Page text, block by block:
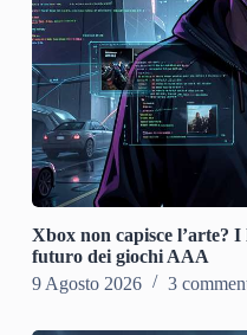
Xbox non capisce l’arte?
futuro dei giochi AAA
9 Agosto 2026
3